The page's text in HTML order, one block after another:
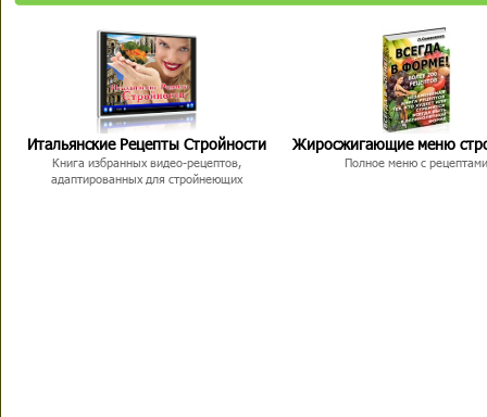
Итальянские Рецепты Стройности
Книга избранных видео-рецептов,
адаптированных для стройнеющих
Жиросжигающие меню
Полное меню с рецептами